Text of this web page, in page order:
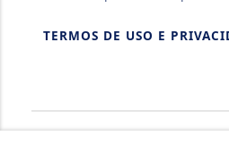
TERMOS DE USO E
AQUIDABÃ